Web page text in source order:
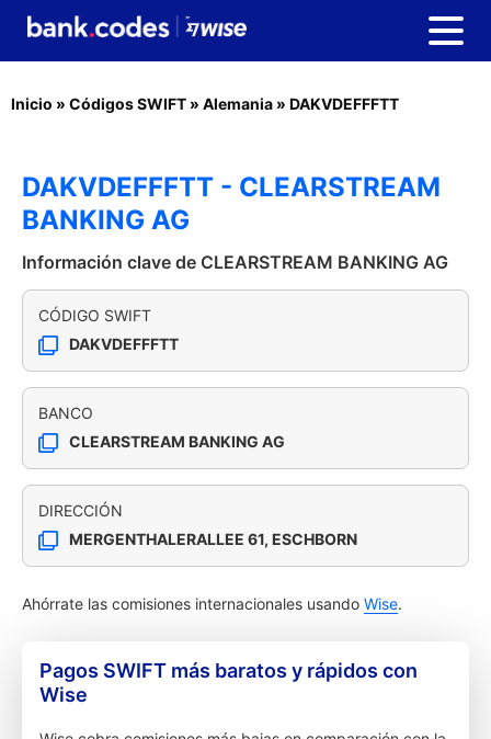
Inicio » Códigos SWIFT » Alemania » DAKVDEFFFTT
DAKVDEFFFTT - CLEARSTREAM
BANKING AG
Información clave de CLEARSTREAM BANKING AG
CÓDIGO SWIFT
DAKVDEFFFTT
BANCO
CLEARSTREAM BANKING AG
DIRECCIÓN
MERGENTHALERALLEE 61, ESCHBORN
Ahórrate las comisiones internacionales usando Wise.
Pagos SWIFT más baratos y rápidos con
Wise